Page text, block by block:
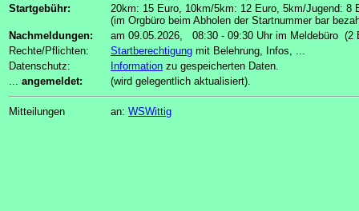
Startgebühr:
20km: 15 Euro, 10km/5km: 12 Euro, 5km/Jugend:
(im Orgbüro beim Abholen der Startnummer bar
Nachmeldungen:
am 09.05.2026, 08:30 - 09:30 Uhr im Meldebüro (2
Rechte/Pflichten:
Startberechtigung mit Belehrung, Infos, ...
Datenschutz:
Information zu gespeicherten Daten.
... angemeldet: (wird gelegentlich aktualisiert).
Mitteilungen an: WSWittig